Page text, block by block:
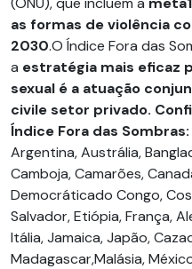
as formas de violência
2030.O Índice Fora das
a estratégia mais eficaz
sexual é a atuação
civile setor privado.
Índice Fora das Sombras:
Argentina, Austrália,
Camboja, Camarões,
Democráticado Congo,
Salvador, Etiópia, França,
Itália, Jamaica, Japão,
Madagascar,Malásia,